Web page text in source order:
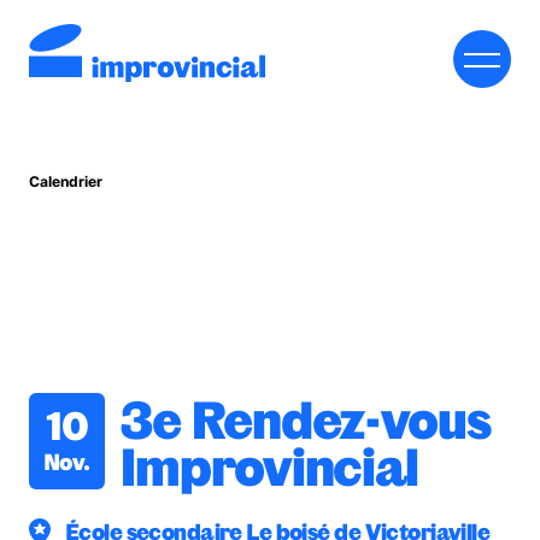
BOUTIQUE
NOUS JOINDRE
Calendrier
10
Nov.
3e Rendez-vous
Improvincial
École secondaire Le boisé de Victoriaville